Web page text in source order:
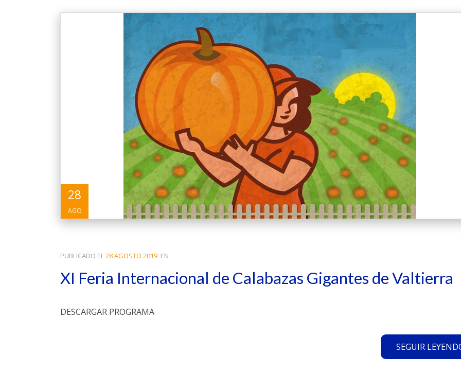
28
AGO
PUBLICADO EL28 AGOSTO 2019 EN
XI Feria Internacional de Calabazas Gigantes de Valtierra
DESCARGAR PROGRAMA
SEGUIR